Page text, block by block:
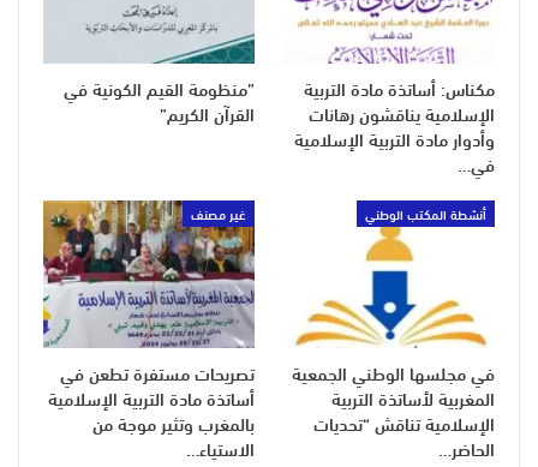
مكناس: أساتذة مادة التربية
الإسلامية يناقشون رهانات
وأدوار مادة التربية الإسلامية
في…
”منظومة القيم الكونية في
القرآن الكريم”
أنشطة المكتب الوطني
في مجلسها الوطني الجمعية
المغربية لأساتذة التربية
الإسلامية تناقش “تحديات
الحاضر…
غير مصنف
تصريحات مستفرة تطعن في
أساتذة مادة التربية الإسلامية
بالمغرب وتثير موجة من
الاستياء…